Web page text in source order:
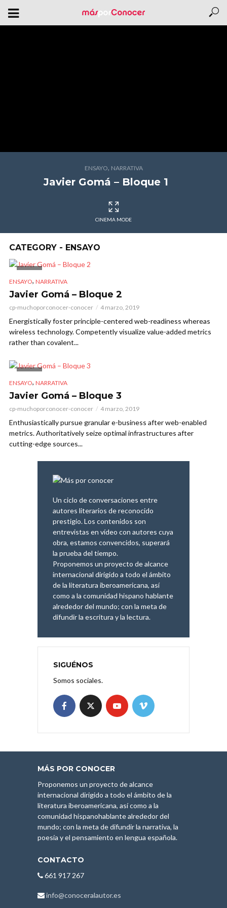
ENSAYO, NARRATIVA
Javier Gomá – Bloque 1
CINEMA MODE
CATEGORY - ENSAYO
ENSAYO, NARRATIVA
Javier Gomá – Bloque 2
cp-muchoporconocer-conocer 4 marzo, 2019
Energistically foster principle-centered web-readiness whereas
wireless technology. Competently visualize value-added metrics
rather than covalent...
ENSAYO, NARRATIVA
Javier Gomá – Bloque 3
cp-muchoporconocer-conocer 4 marzo, 2019
Enthusiastically pursue granular e-business after web-enabled
metrics. Authoritatively seize optimal infrastructures after
cutting-edge sources...
Un ciclo de conversaciones entre
autores literarios de reconocido
prestigio. Los contenidos son
entrevistas en vídeo con autores cuya
obra, estamos convencidos, superará
la prueba del tiempo.
Proponemos un proyecto de alcance
internacional dirigido a todo el ámbito
de la literatura iberoamericana, así
como a la comunidad hispano hablante
alrededor del mundo; con la meta de
difundir la escritura y la lectura.
SIGUÉNOS
Somos sociales.
MÁS POR CONOCER
Proponemos un proyecto de alcance
internacional dirigido a todo el ámbito de la
literatura iberoamericana, así como a la
comunidad hispanohablante alrededor del
mundo; con la meta de difundir la narrativa, la
poesía y el pensamiento en lengua española.
CONTACTO
661 917 267
info@conoceralautor.es